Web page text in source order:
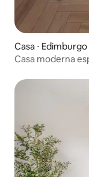
Casa ⋅ Edimburgo
Casa moderna